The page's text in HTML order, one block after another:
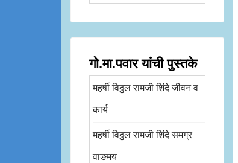
गो.मा.पवार यांची पुस्तके
महर्षी विठ्ठल रामजी शिंदे जीवन व
कार्य
महर्षी विठ्ठल रामजी शिंदे समग्र
वाङमय